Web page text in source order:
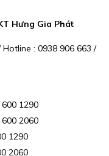
Hưng Gia Phát
: 0938 906 663 /
1290
2060
1290
2060